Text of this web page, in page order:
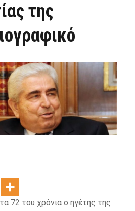
της
72 του χρόνια ο ηγέτης της